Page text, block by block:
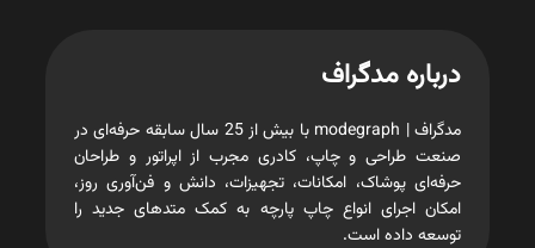
درباره مدگراف
مدگراف | modegraph با بیش از 25 سال سابقه حرفه‌ای در
صنعت طراحی و چاپ، کادری مجرب از اپراتور و طراحان
حرفه‌ای پوشاک، امکانات، تجهیزات، دانش و فن‌آوری روز،
امکان اجرای انواع چاپ پارچه به کمک متدهای جدید را
توسعه داده است.